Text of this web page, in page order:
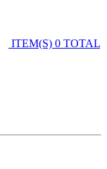
ITEM(S) 0 TOTAL